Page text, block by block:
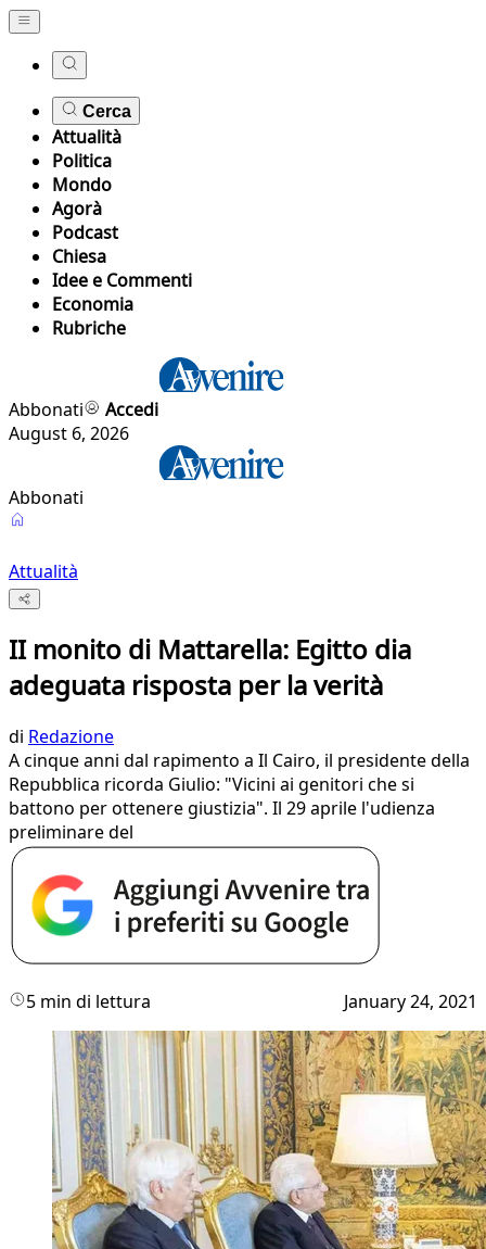
Cerca
Attualità
Politica
Mondo
Agorà
Podcast
Chiesa
Idee e Commenti
Economia
Rubriche
Abbonati
Accedi
August 6, 2026
Abbonati
Attualità
II monito di Mattarella: Egitto dia
adeguata risposta per la verità
di Redazione
A cinque anni dal rapimento a Il Cairo, il presidente della
Repubblica ricorda Giulio: "Vicini ai genitori che si
battono per ottenere giustizia". Il 29 aprile l'udienza
preliminare del
5 min di lettura January 24, 2021